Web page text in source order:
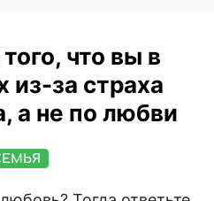
что вы в
из-за страха
а не по любви